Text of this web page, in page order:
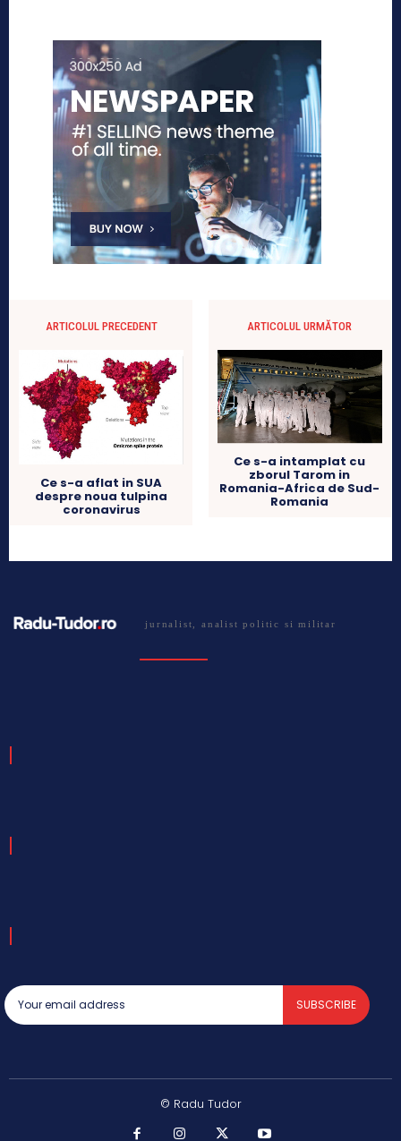
ARTICOLUL PRECEDENT
Ce s-a aflat in SUA
despre noua tulpina
coronavirus
ARTICOLUL URMĂTOR
Ce s-a intamplat cu
zborul Tarom in
Romania-Africa de Sud-
Romania
jurnalist, analist politic si militar
SUBSCRIBE
© Radu Tudor